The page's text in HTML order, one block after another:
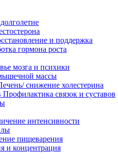
и поддержка
гормона роста
мозга и психики
массы
снижение холестерина
Профилактика связок и суставов
интенсивности
пищеварения
и концентрация